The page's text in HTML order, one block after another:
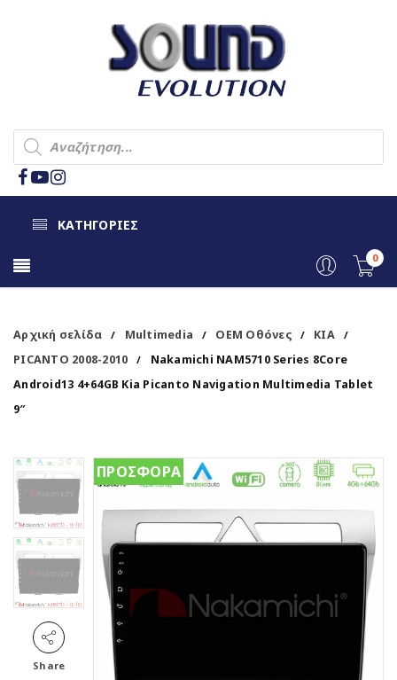
ΚΑΤΗΓΟΡΙΕΣ
0
Αρχική σελίδα / Multimedia / OEM Οθόνες / KIA /
PICANTO 2008-2010 /
Nakamichi NAM5710 Series 8Core
Android13 4+64GB Kia Picanto Navigation Multimedia Tablet
9″
Share
ΠΡΟΣΦΟΡΑ